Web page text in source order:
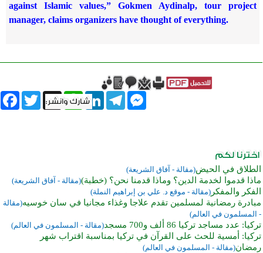
against Islamic values,” Gokmen Aydinalp, tour project
manager, claims organizers have thought of everything.
Twitter X
WhatsAppLinkedInTelegram
Messenger
الطلاق في الحيض(مقالة - آفاق الشريعة)
ماذا قدموا لخدمة الدين؟ وماذا قدمنا نحن؟ (خطبة)(مقالة - آفاق الشريعة)
الفكر والمفكر (مقالة - موقع د. علي بن إبراهيم النملة)
مبادرة رمضانية لمسلمين تقدم علاجا وغذاء مجانيا في سان خوسيه(مقالة
- المسلمون في العالم)
تركيا: عدد مساجد تركيا 86 ألف و700 مسجد (مقالة - المسلمون في العالم)
تركيا: أمسية للحث على القرآن في تركيا بمناسبة اقتراب شهر
رمضان(مقالة - المسلمون في العالم)